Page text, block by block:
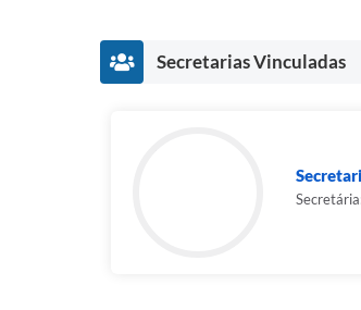
Secretarias Vinculadas